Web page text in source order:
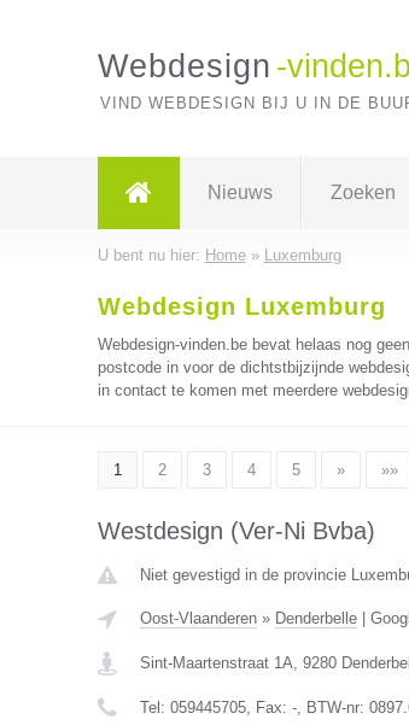
Webdesign -
VIND WEBDESIGN BIJ U IN DE
Nieuws Zoeken
U bent nu hier: Home» Luxemburg
Webdesign Luxemburg
Webdesign-vinden.be bevat helaas nog geen
postcode in voor de dichtstbijzijnde
in contact te komen met meerdere
1 2 3 4 5 » »»
Westdesign (Ver-Ni Bvba)
Niet gevestigd in de provincie
Oost-Vlaanderen» Denderbelle|
Sint-Maartenstraat 1A, 9280
Tel: 059445705, Fax: -, BTW-nr: